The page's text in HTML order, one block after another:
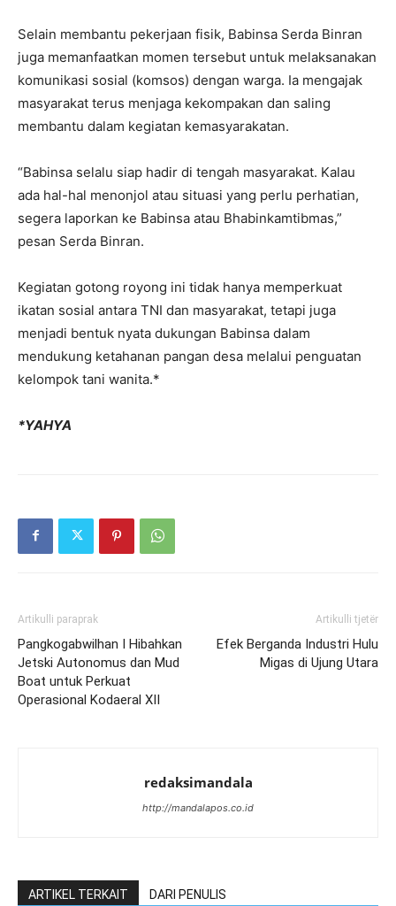
Selain membantu pekerjaan fisik, Babinsa Serda Binran
juga memanfaatkan momen tersebut untuk melaksanakan
komunikasi sosial (komsos) dengan warga. Ia mengajak
masyarakat terus menjaga kekompakan dan saling
membantu dalam kegiatan kemasyarakatan.
“Babinsa selalu siap hadir di tengah masyarakat. Kalau
ada hal-hal menonjol atau situasi yang perlu perhatian,
segera laporkan ke Babinsa atau Bhabinkamtibmas,”
pesan Serda Binran.
Kegiatan gotong royong ini tidak hanya memperkuat
ikatan sosial antara TNI dan masyarakat, tetapi juga
menjadi bentuk nyata dukungan Babinsa dalam
mendukung ketahanan pangan desa melalui penguatan
kelompok tani wanita.*
*YAHYA
Artikulli paraprak
Pangkogabwilhan I Hibahkan
Jetski Autonomus dan Mud
Boat untuk Perkuat
Operasional Kodaeral XII
Artikulli tjetër
Efek Berganda Industri Hulu
Migas di Ujung Utara
redaksimandala
http://mandalapos.co.id
ARTIKEL TERKAIT DARI PENULIS